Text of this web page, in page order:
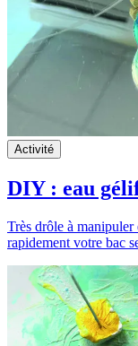
Activité
DIY : eau
Très drôle à manipuler
rapidement votre bac